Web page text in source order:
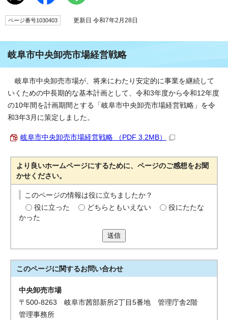
ページ番号1030403 更新日 令和7年2月28日
岐阜市中央卸売市場経営戦略
岐阜市中央卸売市場が、将来にわたり安定的に事業を継続して
いくための中長期的な基本計画として、令和3年度から令和12年度
の10年間を計画期間とする「岐阜市中央卸売市場経営戦略」を令
和3年3月に策定しました。
岐阜市中央卸売市場経営戦略 （PDF 3.2MB）
より良いホームページにするために、ページのご感想をお聞
かせください。
このページの情報は役に立ちましたか？
役に立った
どちらともいえない
役にたたな
かった
送信
このページに関するお問い合わせ
中央卸売市場
〒500-8263 岐阜市茜部新所2丁目5番地 管理庁舎2階
管理事務所